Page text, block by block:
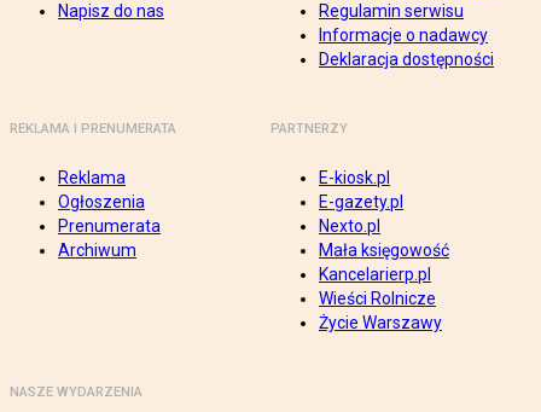
Napisz do nas
Regulamin serwisu
Informacje o nadawcy
Deklaracja dostępności
REKLAMA I PRENUMERATA
Reklama
Ogłoszenia
Prenumerata
Archiwum
PARTNERZY
E-kiosk.pl
E-gazety.pl
Nexto.pl
Mała księgowość
Kancelarierp.pl
Wieści Rolnicze
Życie Warszawy
NASZE WYDARZENIA